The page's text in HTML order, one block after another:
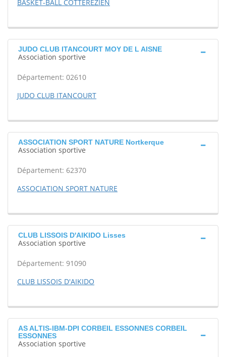
BASKET-BALL COTTEREZIEN
JUDO CLUB ITANCOURT MOY DE L AISNE
Association sportive
Département: 02610
JUDO CLUB ITANCOURT
ASSOCIATION SPORT NATURE Nortkerque
Association sportive
Département: 62370
ASSOCIATION SPORT NATURE
CLUB LISSOIS D'AIKIDO Lisses
Association sportive
Département: 91090
CLUB LISSOIS D'AIKIDO
AS ALTIS-IBM-DPI CORBEIL ESSONNES CORBEIL
ESSONNES
Association sportive